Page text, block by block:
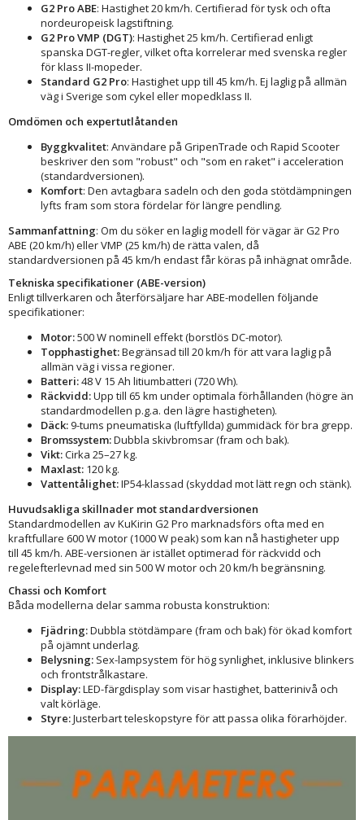
G2 Pro ABE: Hastighet 20 km/h. Certifierad för tysk och ofta
nordeuropeisk lagstiftning.
G2 Pro VMP (DGT): Hastighet 25 km/h. Certifierad enligt
spanska DGT-regler, vilket ofta korrelerar med svenska regler
för klass II-mopeder.
Standard G2 Pro: Hastighet upp till 45 km/h. Ej laglig på allmän
väg i Sverige som cykel eller mopedklass II.
Omdömen och expertutlåtanden
Byggkvalitet: Användare på GripenTrade och Rapid Scooter
beskriver den som "robust" och "som en raket" i acceleration
(standardversionen).
Komfort: Den avtagbara sadeln och den goda stötdämpningen
lyfts fram som stora fördelar för längre pendling.
Sammanfattning: Om du söker en laglig modell för vägar är G2 Pro
ABE (20 km/h) eller VMP (25 km/h) de rätta valen, då
standardversionen på 45 km/h endast får köras på inhägnat område.
Tekniska specifikationer (ABE-version)
Enligt tillverkaren och återförsäljare har ABE-modellen följande
specifikationer:
Motor:500 W nominell effekt (borstlös DC-motor).
Topphastighet:Begränsad till 20 km/h för att vara laglig på
allmän väg i vissa regioner.
Batteri:48 V 15 Ah litiumbatteri (720 Wh).
Räckvidd:Upp till 65 km under optimala förhållanden (högre än
standardmodellen p.g.a. den lägre hastigheten).
Däck: 9-tums pneumatiska (luftfyllda) gummidäck för bra grepp.
Bromssystem:Dubbla skivbromsar (fram och bak).
Vikt:Cirka 25–27 kg.
Maxlast: 120 kg.
Vattentålighet:IP54-klassad (skyddad mot lätt regn och stänk).
Huvudsakliga skillnader mot standardversionen
Standardmodellen av KuKirin G2 Pro marknadsförs ofta med en
kraftfullare 600 W motor (1000 W peak) som kan nå hastigheter upp
till 45 km/h. ABE-versionen är istället optimerad för räckvidd och
regelefterlevnad med sin 500 W motor och 20 km/h begränsning.
Chassi och Komfort
Båda modellerna delar samma robusta konstruktion:
Fjädring:Dubbla stötdämpare (fram och bak) för ökad komfort
på ojämnt underlag.
Belysning: Sex-lampsystem för hög synlighet, inklusive blinkers
och frontstrålkastare.
Display:LED-färgdisplay som visar hastighet, batterinivå och
valt körläge.
Styre:Justerbart teleskopstyre för att passa olika förarhöjder.